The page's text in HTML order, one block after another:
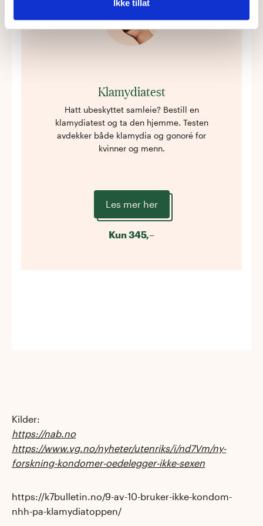
Ikke tillat
Klamydiatest
Hatt ubeskyttet samleie? Bestill en
klamydiatest og ta den hjemme. Testen
avdekker både klamydia og gonoré for
kvinner og menn.
Les mer her
Kun345,–
Kilder:
https://nab.no
https://www.vg.no/nyheter/utenriks/i/nd7Vm/ny-
forskning-kondomer-oedelegger-ikke-sexen
https://k7bulletin.no/9-av-10-bruker-ikke-kondom-
nhh-pa-klamydiatoppen/